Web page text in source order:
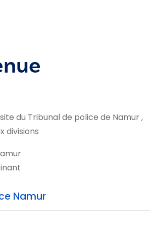
du Tribunal de police de Namur ,
divisions
Namur